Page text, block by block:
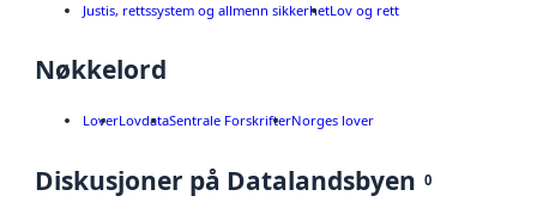
Justis, rettssystem og allmenn sikkerhetLov og rett
Nøkkelord
LoverLovdataSentrale ForskrifterNorges lover
Diskusjoner på Datalandsbyen 0